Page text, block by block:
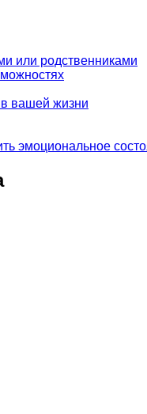
или родственниками
в вашей жизни
эмоциональное